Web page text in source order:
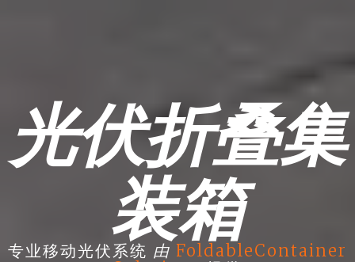
光伏折叠集
装箱
专业移动光伏系统 由 FoldableContainer